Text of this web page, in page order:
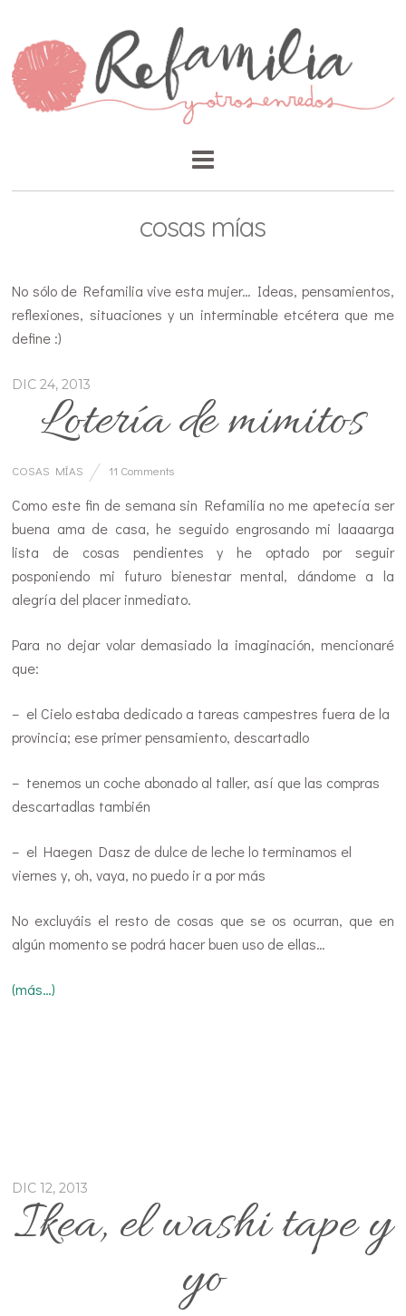
cosas mías
No sólo de Refamilia vive esta mujer… Ideas, pensamientos,
reflexiones, situaciones y un interminable etcétera que me
define :)
DIC 24, 2013
Lotería de mimitos
COSAS MÍAS 11 Comments
Como este fin de semana sin Refamilia no me apetecía ser
buena ama de casa, he seguido engrosando mi laaaarga
lista de cosas pendientes y he optado por seguir
posponiendo mi futuro bienestar mental, dándome a la
alegría del placer inmediato.
Para no dejar volar demasiado la imaginación, mencionaré
que:
– el Cielo estaba dedicado a tareas campestres fuera de la
provincia; ese primer pensamiento, descartadlo
– tenemos un coche abonado al taller, así que las compras
descartadlas también
– el Haegen Dasz de dulce de leche lo terminamos el
viernes y, oh, vaya, no puedo ir a por más
No excluyáis el resto de cosas que se os ocurran, que en
algún momento se podrá hacer buen uso de ellas…
(más…)
DIC 12, 2013
Ikea, el washi tape y
yo